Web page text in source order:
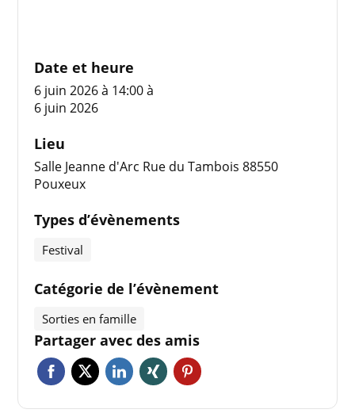
Date et heure
6 juin 2026 à 14:00à
6 juin 2026
Lieu
Salle Jeanne d'Arc Rue du Tambois 88550
Pouxeux
Types d’évènements
Festival
Catégorie de l’évènement
Sorties en famille
Partager avec des amis